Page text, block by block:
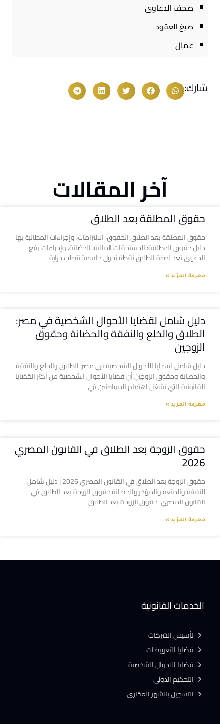
صحف الدعاوى
صيغ العقود
عمال
شارك:
آخر المقالات
حقوق المطلقة بعد الطلاق
حقوق المطلقة بعد الطلاق الحقوق، الالتزامات، وإجراءات المطالبة بها
دليل حقوق المطلقة: المستحقات المالية، الحضانة، وإجراءات رفع
الدعوى تعد لحظة الطلاق نقطة تحول حاسمة تتطلب دراية
معرفة المزيد »
دليل شامل لقضايا الأحوال الشخصية في مصر:
الطلاق والخلع والنفقة والحضانة وحقوق
الزوجين
دليل شامل لقضايا الأحوال الشخصية في مصر: الطلاق والخلع والنفقة
والحضانة وحقوق الزوجين أن قضايا الأحوال الشخصية من أكثر القضايا
القانونية التي تشغل اهتمام المواطنين في
معرفة المزيد »
حقوق الزوجة بعد الطلاق في القانون المصري
2026
حقوق الزوجة بعد الطلاق في القانون المصري 2026 | دليل شامل
للنفقة والمتعة والمؤخر والحضانة حقوق الزوجة بعد الطلاق في
القانون المصري حقوق الزوجة بعد الطلاق
معرفة المزيد »
الخدمات القانونية
تأسيس الشركات
قضايا التعويضات
قضايا الاحوال الشخصية
التحكيم الدولى
التسجيل بالشهر العقارى